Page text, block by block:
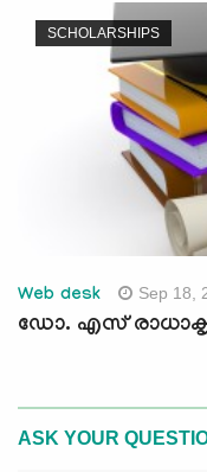
SCHOLARSHIPS
Web desk Sep 18,
ഡോ. എസ്
ASK YOUR